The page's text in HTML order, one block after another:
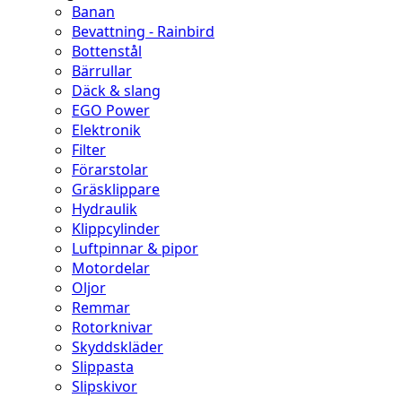
Banan
Bevattning - Rainbird
Bottenstål
Bärrullar
Däck & slang
EGO Power
Elektronik
Filter
Förarstolar
Gräsklippare
Hydraulik
Klippcylinder
Luftpinnar & pipor
Motordelar
Oljor
Remmar
Rotorknivar
Skyddskläder
Slippasta
Slipskivor